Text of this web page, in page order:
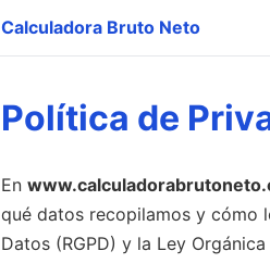
Calculadora Bruto Neto
Política de
En
qué datos recopilamos y cómo
Datos (RGPD) y la Ley